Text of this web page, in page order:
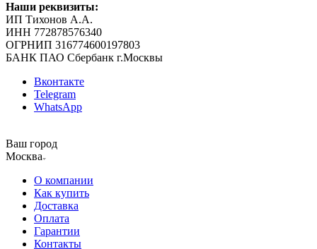
Наши реквизиты:
ИП Тихонов А.А.
ИНН 772878576340
ОГРНИП 316774600197803
БАНК ПАО Сбербанк г.Москвы
Вконтакте
Telegram
WhatsApp
Ваш город
Москва
О компании
Как купить
Доставка
Оплата
Гарантии
Контакты